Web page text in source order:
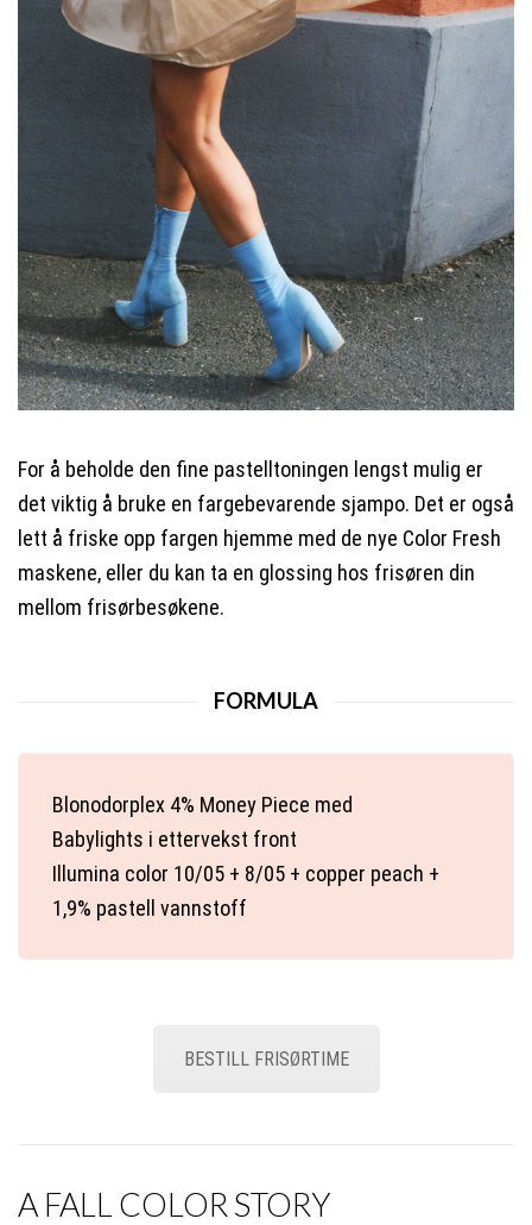
For å beholde den fine pastelltoningen lengst mulig er
det viktig å bruke en fargebevarende sjampo. Det er også
lett å friske opp fargen hjemme med de nye Color Fresh
maskene, eller du kan ta en glossing hos frisøren din
mellom frisørbesøkene.
FORMULA
Blonodorplex 4% Money Piece med
Babylights i ettervekst front
Illumina color 10/05 + 8/05 + copper peach +
1,9% pastell vannstoff
BESTILL FRISØRTIME
A FALL COLOR STORY